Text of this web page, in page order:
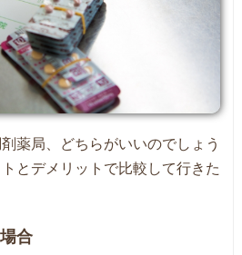
薬局、どちらがいいのでしょう
とデメリットで比較して行きた
合